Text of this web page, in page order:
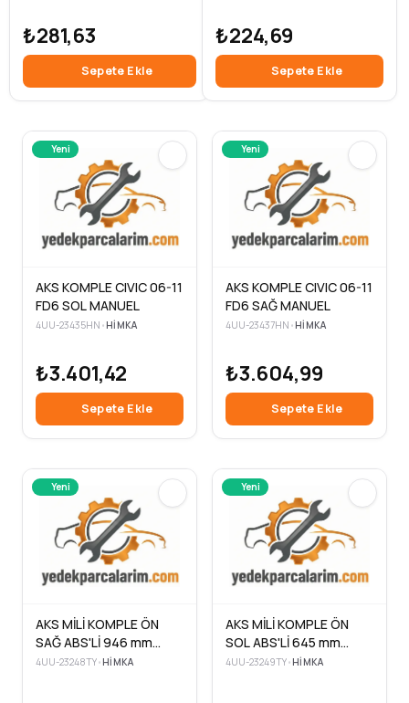
₺281,63
Sepete Ekle
₺224,69
Sepete Ekle
Yeni
AKS KOMPLE CIVIC 06-11
FD6 SOL MANUEL
4UU-23435HN •HIMKA
₺3.401,42
Sepete Ekle
Yeni
AKS KOMPLE CIVIC 06-11
FD6 SAĞ MANUEL
4UU-23437HN •HIMKA
₺3.604,99
Sepete Ekle
Yeni
AKS MİLİ KOMPLE ÖN
SAĞ ABS'Lİ 946 mm
COROLLA 1.8 HYBRİT
4UU-23248TY•HIMKA
Yeni
AKS MİLİ KOMPLE ÖN
SOL ABS'Lİ 645 mm
COROLLA 1.8 HYBRİT
4UU-23249TY•HIMKA